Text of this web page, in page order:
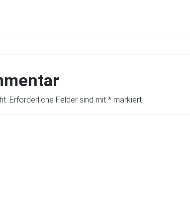
Erforderliche Felder sind mit * markiert